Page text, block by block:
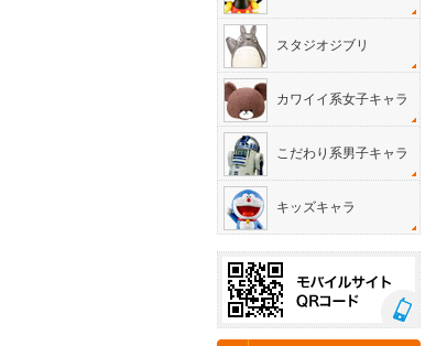
スタジオジブリ
カワイイ系女子キャラ
こだわり系男子キャラ
キッズキャラ